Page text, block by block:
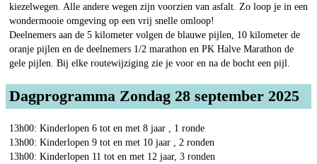
kiezelwegen. Alle andere wegen zijn voorzien van asfalt. Zo loop je in een
wondermooie omgeving op een vrij snelle omloop!
Deelnemers aan de 5 kilometer volgen de blauwe pijlen, 10 kilometer de
oranje pijlen en de deelnemers 1/2 marathon en PK Halve Marathon de
gele pijlen. Bij elke routewijziging zie je voor en na de bocht een pijl.
Dagprogramma Zondag 28 september 2025
13h00: Kinderlopen 6 tot en met 8 jaar , 1 ronde
13h00: Kinderlopen 9 tot en met 10 jaar , 2 ronden
13h00: Kinderlopen 11 tot en met 12 jaar, 3 ronden